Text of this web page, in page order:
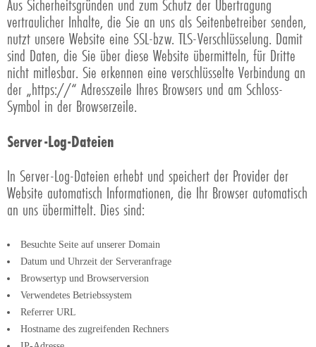
Aus Sicherheitsgründen und zum Schutz der Übertragung
vertraulicher Inhalte, die Sie an uns als Seitenbetreiber senden,
nutzt unsere Website eine SSL-bzw. TLS-Verschlüsselung. Damit
sind Daten, die Sie über diese Website übermitteln, für Dritte
nicht mitlesbar. Sie erkennen eine verschlüsselte Verbindung an
der „https://“ Adresszeile Ihres Browsers und am Schloss-
Symbol in der Browserzeile.
Server-Log-Dateien
In Server-Log-Dateien erhebt und speichert der Provider der
Website automatisch Informationen, die Ihr Browser automatisch
an uns übermittelt. Dies sind:
Besuchte Seite auf unserer Domain
Datum und Uhrzeit der Serveranfrage
Browsertyp und Browserversion
Verwendetes Betriebssystem
Referrer URL
Hostname des zugreifenden Rechners